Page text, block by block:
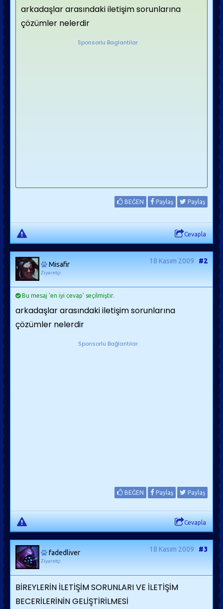
arkadaşlar arasındaki iletişim sorunlarına
çözümler nelerdir
Sponsorlu Baglantilar
BEĞEN Paylaş Paylaş
Cevapla
Misafir
Ziyaretçi
18 Kasım 2009 #2
Bu mesaj 'en iyi cevap' seçilmiştir.
arkadaşlar arasındaki iletişim sorunlarına
çözümler nelerdir
Sponsorlu Bağlantılar
BEĞEN Paylaş Paylaş
Cevapla
fadedliver
Ziyaretçi
18 Kasım 2009 #3
BİREYLERİN İLETİŞİM SORUNLARI VE İLETİŞİM
BECERİLERİNİN GELİŞTİRİLMESİ